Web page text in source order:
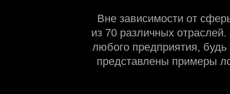
Вне зависимости от
из 70 различных
любого предприятия, будь
представлены примеры